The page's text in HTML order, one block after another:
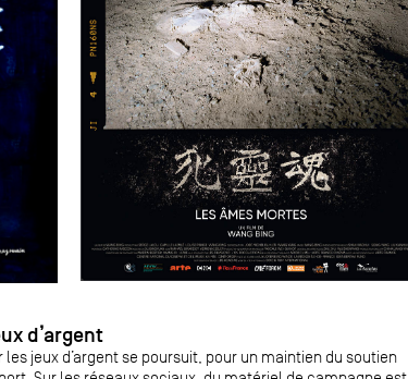
d’argent
les jeux d’argent se poursuit, pour un maintien du soutien